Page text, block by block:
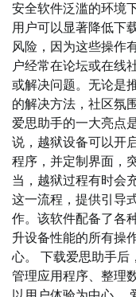
安全软件泛滥的环境
用户可以显著降低下
风险，因为这些操作
户经常在论坛或在线
或解决问题。无论是
的解决方法，社区氛
爱思助手的一大亮点
说，越狱设备可以开
程序，并定制界面，
当，越狱过程有时会
这一流程，提供引导
作。该软件配备了各
升设备性能的所有操
心。 下载爱思助手后
管理应用程序、整理